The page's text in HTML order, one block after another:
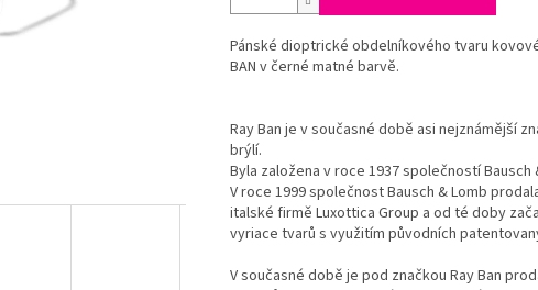
Pánské dioptrické obdelníkového tvaru
BAN v černé matné barvě.
Ray Ban je v současné době asi nejznámější
brýlí.
Byla založena v roce 1937 společností Bausch
V roce 1999 společnost Bausch & Lomb
italské firmě Luxottica Group a od té doby
vyriace tvarů s využitím původních
V současné době je pod značkou Ray Ban